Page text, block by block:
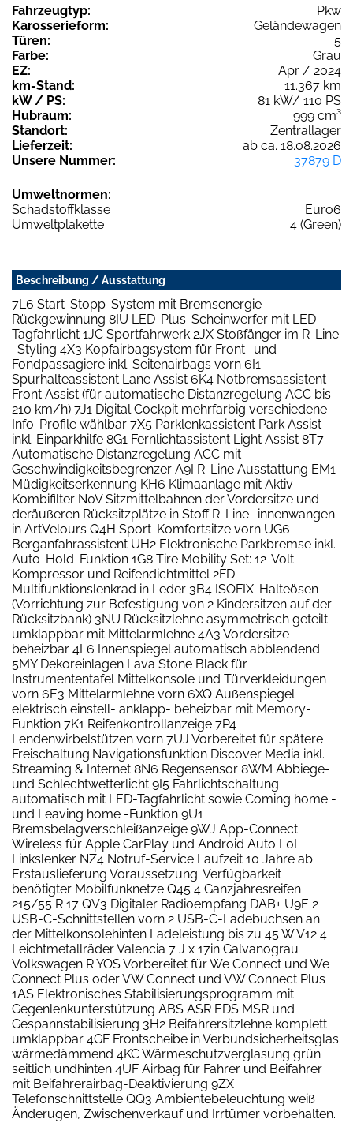
Fahrzeugtyp:
Pkw
Karosserieform:
Geländewagen
Türen:
5
Farbe:
Grau
EZ:
Apr / 2024
km-Stand:
11.367 km
kW / PS:
81 kW/ 110 PS
Hubraum:
999 cm³
Standort:
Zentrallager
Lieferzeit:
ab ca. 18.08.2026
Unsere Nummer:
37879 D
Umweltnormen:
Schadstoffklasse
Euro6
Umweltplakette
4 (Green)
Beschreibung / Ausstattung
7L6 Start-Stopp-System mit Bremsenergie-
Rückgewinnung 8IU LED-Plus-Scheinwerfer mit LED-
Tagfahrlicht 1JC Sportfahrwerk 2JX Stoßfänger im R-Line
-Styling 4X3 Kopfairbagsystem für Front- und
Fondpassagiere inkl. Seitenairbags vorn 6I1
Spurhalteassistent Lane Assist 6K4 Notbremsassistent
Front Assist (für automatische Distanzregelung ACC bis
210 km/h) 7J1 Digital Cockpit mehrfarbig verschiedene
Info-Profile wählbar 7X5 Parklenkassistent Park Assist
inkl. Einparkhilfe 8G1 Fernlichtassistent Light Assist 8T7
Automatische Distanzregelung ACC mit
Geschwindigkeitsbegrenzer A9I R-Line Ausstattung EM1
Müdigkeitserkennung KH6 Klimaanlage mit Aktiv-
Kombifilter N0V Sitzmittelbahnen der Vordersitze und
deräußeren Rücksitzplätze in Stoff R-Line -innenwangen
in ArtVelours Q4H Sport-Komfortsitze vorn UG6
Berganfahrassistent UH2 Elektronische Parkbremse inkl.
Auto-Hold-Funktion 1G8 Tire Mobility Set: 12-Volt-
Kompressor und Reifendichtmittel 2FD
Multifunktionslenkrad in Leder 3B4 ISOFIX-Halteösen
(Vorrichtung zur Befestigung von 2 Kindersitzen auf der
Rücksitzbank) 3NU Rücksitzlehne asymmetrisch geteilt
umklappbar mit Mittelarmlehne 4A3 Vordersitze
beheizbar 4L6 Innenspiegel automatisch abblendend
5MY Dekoreinlagen Lava Stone Black für
Instrumententafel Mittelkonsole und Türverkleidungen
vorn 6E3 Mittelarmlehne vorn 6XQ Außenspiegel
elektrisch einstell- anklapp- beheizbar mit Memory-
Funktion 7K1 Reifenkontrollanzeige 7P4
Lendenwirbelstützen vorn 7UJ Vorbereitet für spätere
Freischaltung:Navigationsfunktion Discover Media inkl.
Streaming & Internet 8N6 Regensensor 8WM Abbiege-
und Schlechtwetterlicht 9I5 Fahrlichtschaltung
automatisch mit LED-Tagfahrlicht sowie Coming home -
und Leaving home -Funktion 9U1
Bremsbelagverschleißanzeige 9WJ App-Connect
Wireless für Apple CarPlay und Android Auto L0L
Linkslenker NZ4 Notruf-Service Laufzeit 10 Jahre ab
Erstauslieferung Voraussetzung: Verfügbarkeit
benötigter Mobilfunknetze Q45 4 Ganzjahresreifen
215/55 R 17 QV3 Digitaler Radioempfang DAB+ U9E 2
USB-C-Schnittstellen vorn 2 USB-C-Ladebuchsen an
der Mittelkonsolehinten Ladeleistung bis zu 45 W V12 4
Leichtmetallräder Valencia 7 J x 17in Galvanograu
Volkswagen R YOS Vorbereitet für We Connect und We
Connect Plus oder VW Connect und VW Connect Plus
1AS Elektronisches Stabilisierungsprogramm mit
Gegenlenkunterstützung ABS ASR EDS MSR und
Gespannstabilisierung 3H2 Beifahrersitzlehne komplett
umklappbar 4GF Frontscheibe in Verbundsicherheitsglas
wärmedämmend 4KC Wärmeschutzverglasung grün
seitlich undhinten 4UF Airbag für Fahrer und Beifahrer
mit Beifahrerairbag-Deaktivierung 9ZX
Telefonschnittstelle QQ3 Ambientebeleuchtung weiß
Änderugen, Zwischenverkauf und Irrtümer vorbehalten.